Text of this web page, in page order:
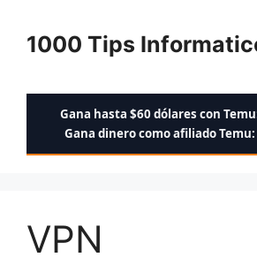
contenido
1000 Tips
Gana hasta $60 dólares con
Gana dinero como afiliado Temu:
VPN